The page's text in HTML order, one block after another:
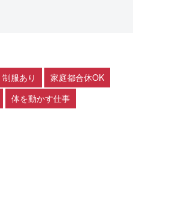
制服あり
家庭都合休OK
体を動かす仕事